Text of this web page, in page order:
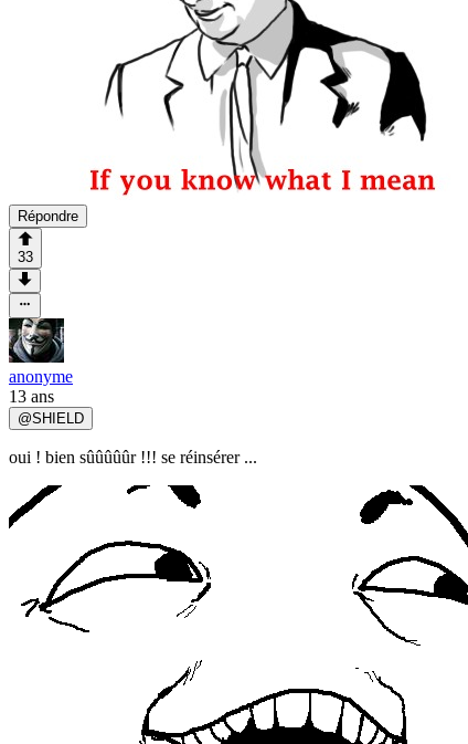
Répondre
33
anonyme
13 ans
@SHIELD
oui ! bien sûûûûûr !!! se réinsérer ...